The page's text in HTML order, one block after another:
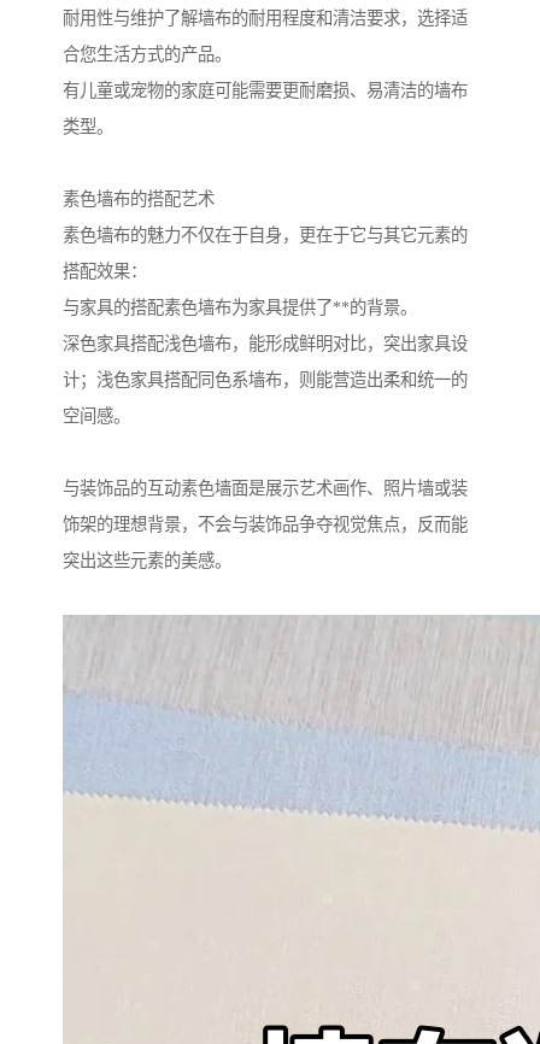
耐用性与维护了解墙布的耐用程度和清洁要求，选择适
合您生活方式的产品。
有儿童或宠物的家庭可能需要更耐磨损、易清洁的墙布
类型。
素色墙布的搭配艺术
素色墙布的魅力不仅在于自身，更在于它与其它元素的
搭配效果：
与家具的搭配素色墙布为家具提供了**的背景。
深色家具搭配浅色墙布，能形成鲜明对比，突出家具设
计；浅色家具搭配同色系墙布，则能营造出柔和统一的
空间感。
与装饰品的互动素色墙面是展示艺术画作、照片墙或装
饰架的理想背景，不会与装饰品争夺视觉焦点，反而能
突出这些元素的美感。